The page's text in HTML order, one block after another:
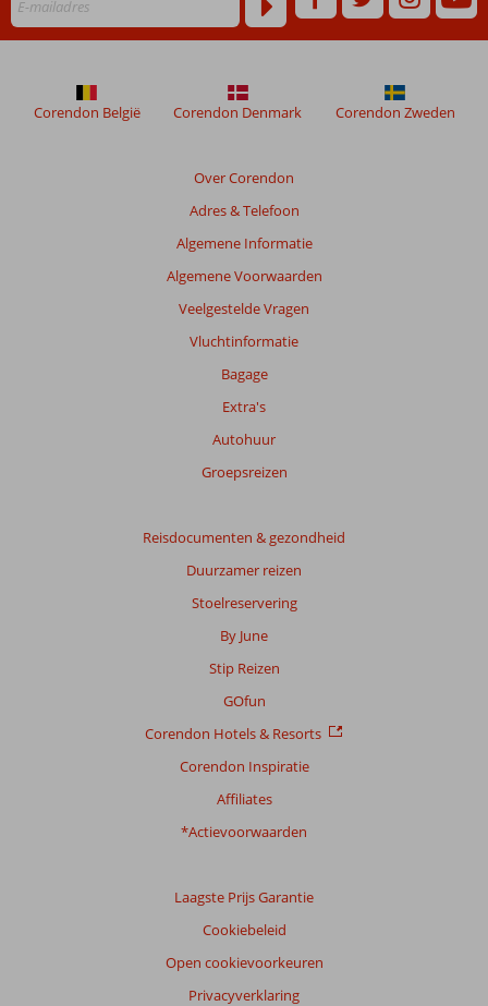
Over Corendon
Adres & Telefoon
Algemene Informatie
Algemene Voorwaarden
Veelgestelde Vragen
Vluchtinformatie
Bagage
Extra's
Autohuur
Groepsreizen
Reisdocumenten & gezondheid
Duurzamer reizen
Stoelreservering
By June
Stip Reizen
GOfun
Corendon Hotels & Resorts
Corendon Inspiratie
Affiliates
*Actievoorwaarden
Laagste Prijs Garantie
Cookiebeleid
Open cookievoorkeuren
Privacyverklaring
Corendon België Corendon Denmark Corendon Zweden